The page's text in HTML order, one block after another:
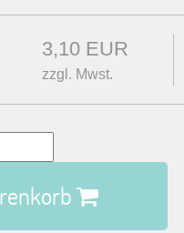
3,10 EUR
zzgl. Mwst.